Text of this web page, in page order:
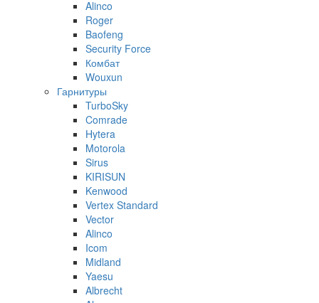
Alinco
Roger
Baofeng
Security Force
Комбат
Wouxun
Гарнитуры
TurboSky
Comrade
Hytera
Motorola
Sirus
KIRISUN
Kenwood
Vertex Standard
Vector
Alinco
Icom
Midland
Yaesu
Albrecht